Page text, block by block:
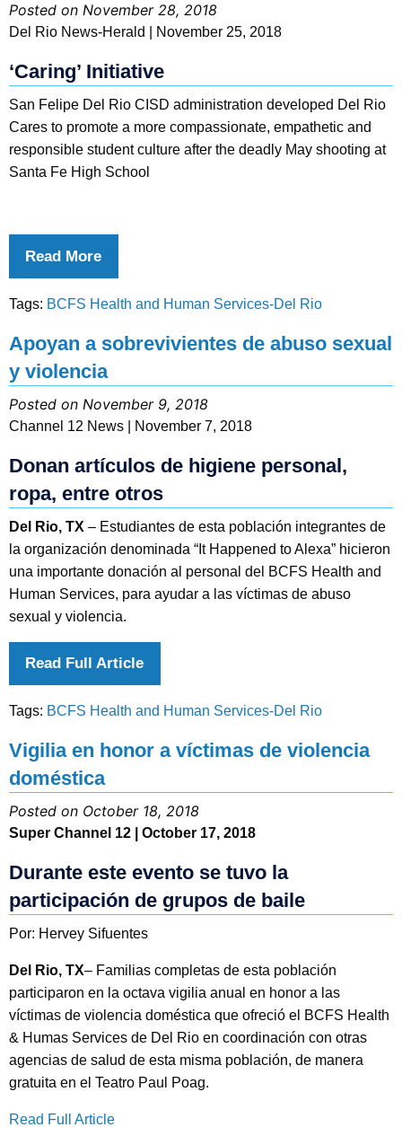
Posted on November 28, 2018
Del Rio News-Herald | November 25, 2018
‘Caring’ Initiative
San Felipe Del Rio CISD administration developed Del Rio
Cares to promote a more compassionate, empathetic and
responsible student culture after the deadly May shooting at
Santa Fe High School
Read More
Tags: BCFS Health and Human Services-Del Rio
Apoyan a sobrevivientes de abuso sexual
y violencia
Posted on November 9, 2018
Channel 12 News | November 7, 2018
Donan artículos de higiene personal,
ropa, entre otros
Del Rio, TX – Estudiantes de esta población integrantes de
la organización denominada “It Happened to Alexa” hicieron
una importante donación al personal del BCFS Health and
Human Services, para ayudar a las víctimas de abuso
sexual y violencia.
Read Full Article
Tags: BCFS Health and Human Services-Del Rio
Vigilia en honor a víctimas de violencia
doméstica
Posted on October 18, 2018
Super Channel 12 | October 17, 2018
Durante este evento se tuvo la
participación de grupos de baile
Por: Hervey Sifuentes
Del Rio, TX– Familias completas de esta población
participaron en la octava vigilia anual en honor a las
víctimas de violencia doméstica que ofreció el BCFS Health
& Humas Services de Del Rio en coordinación con otras
agencias de salud de esta misma población, de manera
gratuita en el Teatro Paul Poag.
Read Full Article